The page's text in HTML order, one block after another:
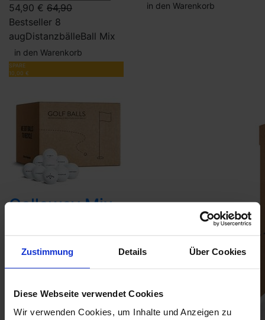
Zustimmung Details Über Cookies
Diese Webseite verwendet Cookies
Wir verwenden Cookies, um Inhalte und Anzeigen zu
54,90 € 64,90
Bestseller 8
augDistanzbälleBall Mix
in den Warenkorb
in den Warenkorb
SPARE
10,00 €
Callaway Mix
Bestseller 8 aug